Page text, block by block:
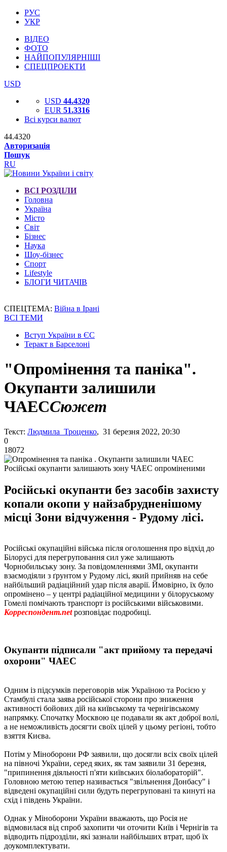
РУС
УКР
ВІДЕО
ФОТО
НАЙПОПУЛЯРНІШІ
СПЕЦПРОЕКТИ
USD
USD 44.4320
EUR 51.3316
Всі курси валют
44.4320
Авторизація
Пошук
RU
ВСІ РОЗДІЛИ
Головна
Україна
Місто
Світ
Бізнес
Наука
Шоу-бізнес
Спорт
Lifestyle
БЛОГИ ЧИТАЧІВ
СПЕЦТЕМА: Війна в Ірані
ВСІ ТЕМИ
Вступ України в ЄС
Теракт в Барселоні
"Опромінення та паніка".
Окупанти залишили
ЧАЕССюжет
Текст: Людмила Троценко, 31 березня 2022, 20:30
0
18072
Російські окупанти залишають зону ЧАЕС опроміненими
Російські окупанти без засобів захисту
копали окопи у найзабрудненішому
місці Зони відчуження - Рудому лісі.
Російські окупаційні війська після оголошення про відхід до
Білорусі для перегруповання сил уже залишають
Чорнобильську зону. За повідомленнями ЗМІ, окупанти
взаємодіяли з ґрунтом у Рудому лісі, який прийняв на себе
найбільший радіаційний удар після аварії. Ймовірно, їх було
опромінено – у центрі радіаційної медицини у білоруському
Гомелі помічають транспорт із російськими військовими.
Корреспондент.netрозповідає подробиці.
Окупанти підписали "акт прийому та передачі
охорони" ЧАЕС
Одним із підсумків переговорів між Україною та Росією у
Стамбулі стала заява російської сторони про зниження
активності бойових дій на київському та чернігівському
напрямку. Спочатку Москвою це подавали як акт доброї волі,
а не неможливість досягти своїх цілей у цьому регіоні, тобто
взяття Києва.
Потім у Міноборони РФ заявили, що досягли всіх своїх цілей
на півночі України, серед яких, як там заявили 31 березня,
"припинення діяльності п'яти київських біолабораторій".
Головною метою тепер називається "звільнення Донбасу" і
відведені окупаційні сили будуть перегруповані та кинуті на
схід і південь України.
Однак у Міноборони України вважають, що Росія не
відмовилася від спроб захопити чи оточити Київ і Чернігів та
відводить підрозділи, які зазнали найбільших втрат, щоб їх
доукомплектувати.